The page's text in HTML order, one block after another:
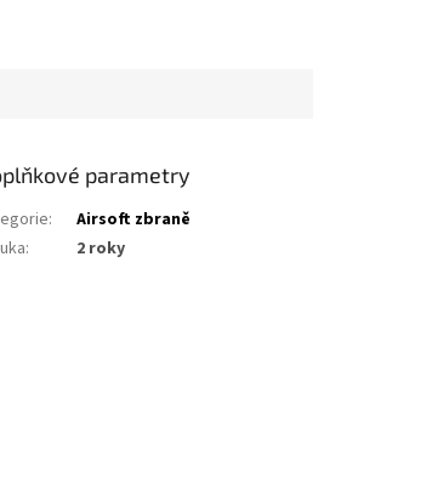
parametry
:
Airsoft zbraně
: 2 roky